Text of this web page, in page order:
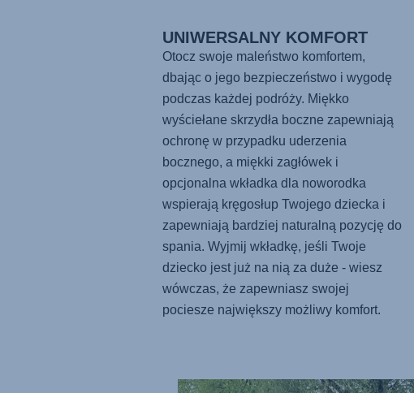
UNIWERSALNY KOMFORT
Otocz swoje maleństwo komfortem,
dbając o jego bezpieczeństwo i wygodę
podczas każdej podróży. Miękko
wyściełane skrzydła boczne zapewniają
ochronę w przypadku uderzenia
bocznego, a miękki zagłówek i
opcjonalna wkładka dla noworodka
wspierają kręgosłup Twojego dziecka i
zapewniają bardziej naturalną pozycję do
spania. Wyjmij wkładkę, jeśli Twoje
dziecko jest już na nią za duże - wiesz
wówczas, że zapewniasz swojej
pociesze największy możliwy komfort.